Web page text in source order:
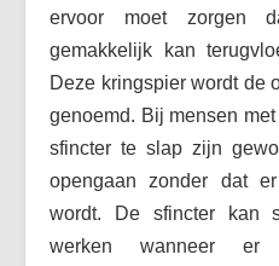
Publicaties
Vaak gestelde vragen (FAQ)
Forum
Maak een afspraak
ervoor moet zorgen
gemakkelijk kan
Deze kringspier wordt de
genoemd. Bij mensen
sfincter te slap zijn
opengaan zonder dat
wordt. De sfincter kan
werken wanneer er